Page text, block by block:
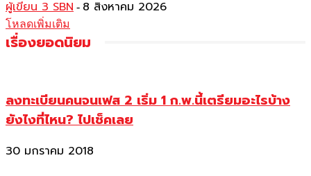
ผู้เขียน 3 SBN - 8 สิงหาคม 2026
โหลดเพิ่มเติม
เรื่องยอดนิยม
ลงทะเบียนคนจนเฟส 2 เริ่ม 1 ก.พ.นี้เตรียมอะไรบ้าง
ยังไงที่ไหน? ไปเช็คเลย
30 มกราคม 2018